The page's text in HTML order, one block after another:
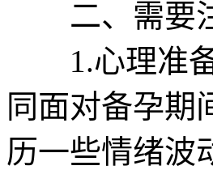
二、需要注
1.心理准备
同面对备孕期
历一些情绪波